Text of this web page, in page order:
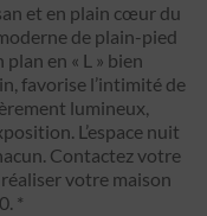
et en plain cœur du
de plain-pied
plan en « L » bien
favorise l’intimité de
lumineux,
L’espace nuit
Contactez votre
votre maison
*